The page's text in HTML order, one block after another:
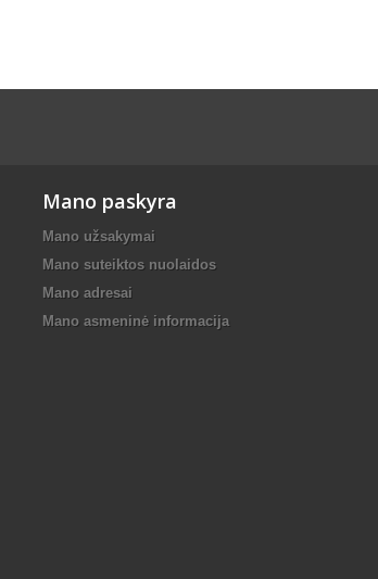
Mano paskyra
Mano užsakymai
Mano suteiktos nuolaidos
Mano adresai
Mano asmeninė informacija